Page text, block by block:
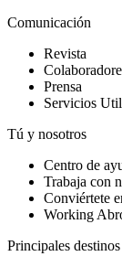
Comunicación
Revista
Prensa
Servicios
Tú y nosotros
Centro de
Trabaja con
Conviértete
Working
Principales destinos